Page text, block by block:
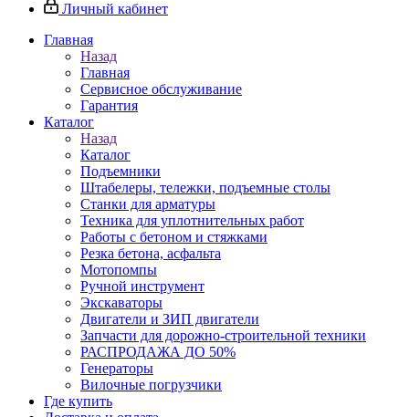
Личный кабинет
Главная
Назад
Главная
Сервисное обслуживание
Гарантия
Каталог
Назад
Каталог
Подъемники
Штабелеры, тележки, подъемные столы
Станки для арматуры
Техника для уплотнительных работ
Работы с бетоном и стяжками
Резка бетона, асфальта
Мотопомпы
Ручной инструмент
Экскаваторы
Двигатели и ЗИП двигатели
Запчасти для дорожно-строительной техники
РАСПРОДАЖА ДО 50%
Генераторы
Вилочные погрузчики
Где купить